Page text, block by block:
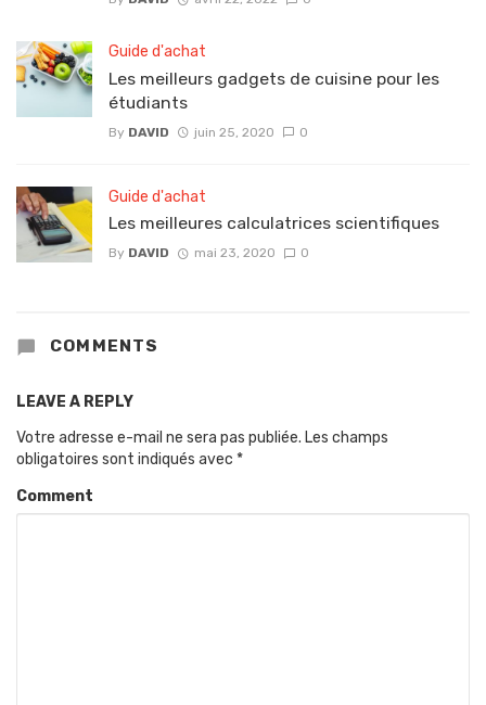
Guide d'achat
Les meilleurs gadgets de cuisine pour les
étudiants
By DAVID juin 25, 2020 0
Guide d'achat
Les meilleures calculatrices scientifiques
By DAVID mai 23, 2020 0
COMMENTS
LEAVE A REPLY
Votre adresse e-mail ne sera pas publiée. Les champs
obligatoires sont indiqués avec *
Comment